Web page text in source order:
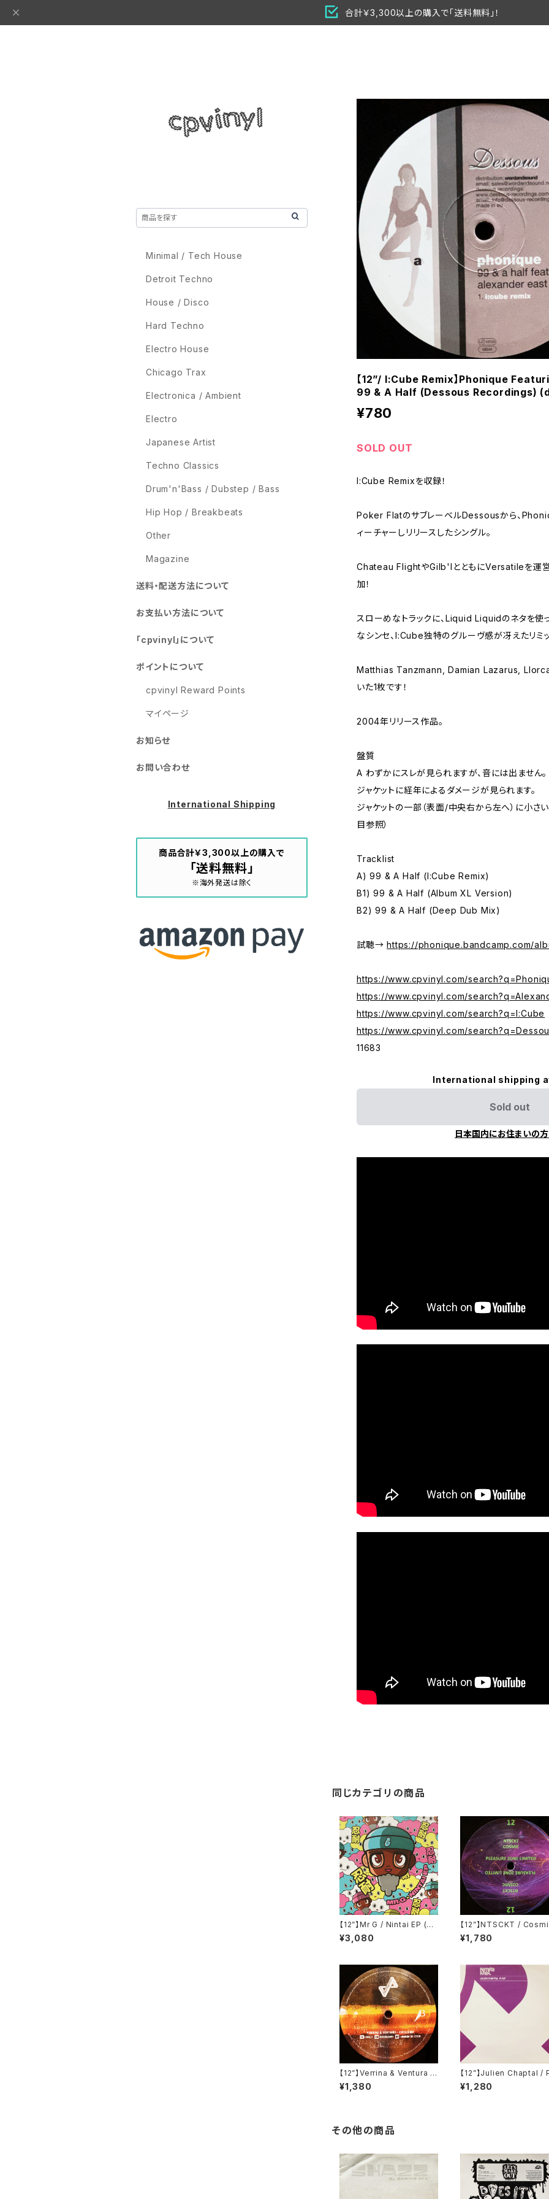
合計￥3,300以上の購入で「送料無料」！
【12”/ I:Cube Remix】Phonique
99 & A Half (Dessous Recordings)
¥780
SOLD OUT
I:Cube Remixを収録！
Poker FlatのサブレーベルDessousから、
ィーチャーしリリースしたシングル。
Chateau FlightやGilb'lとともにVersatileを運営
加！
スローめなトラックに、Liquid Liquidのネタを使
なシンセ、I:Cube独特のグルーヴ感が冴えたリミ
Matthias Tanzmann, Damian Lazarus, Llorca
いた1枚です！
2004年リリース作品。
盤質
A わずかにスレが見られますが、音には出ません。
ジャケットに経年によるダメージが見られます。
ジャケットの一部（表面/中央右から左へ）に小さ
目参照）
Tracklist
A) 99 & A Half (I:Cube Remix)
B1) 99 & A Half (Album XL Version)
B2) 99 & A Half (Deep Dub Mix)
試聴→https://phonique.bandcamp.com/
https://www.cpvinyl.com/
https://www.cpvinyl.com/
https://www.cpvinyl.com/search?q=I:Cube
https://www.cpvinyl.com/
11683
International shipping
Sold out
日本国内にお住まいの
同じカテゴリの商品
【12”】Mr G / Nintai EP (Ph
oenix G.) (PG077)
¥3,080
【12”】NTSCKT /
EP (Pleasure Zone
ed) (PLZ012LTD)
¥1,780
【12”】Verrina & Ventura /
Coclea EP (Propaganda
Records) (PR002)
¥1,380
【12”】Julien Chaptal /
mp (Remote Area)
ote025)
¥1,280
その他の商品
Minimal / Tech House
Detroit Techno
House / Disco
Hard Techno
Electro House
Chicago Trax
Electronica / Ambient
Electro
Japanese Artist
Techno Classics
Drum'n'Bass / Dubstep / Bass
Hip Hop / Breakbeats
Other
Magazine
送料・配送方法について
お支払い方法について
「cpvinyl」について
ポイントについて
cpvinyl Reward Points
マイページ
お知らせ
お問い合わせ
International Shipping
商品合計￥3,300以上の購入で
「送料無料」
※海外発送は除く